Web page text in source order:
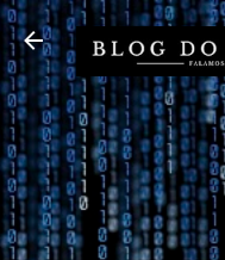
Pular